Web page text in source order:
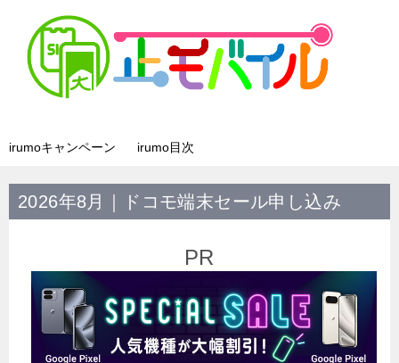
irumoキャンペーン irumo目次
2026年8月｜ドコモ端末セール申し込み
PR